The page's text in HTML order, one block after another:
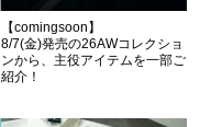
【comingsoon】
8/7(金)発売の26AWコレクショ
ンから、主役アイテムを一部ご
紹介！